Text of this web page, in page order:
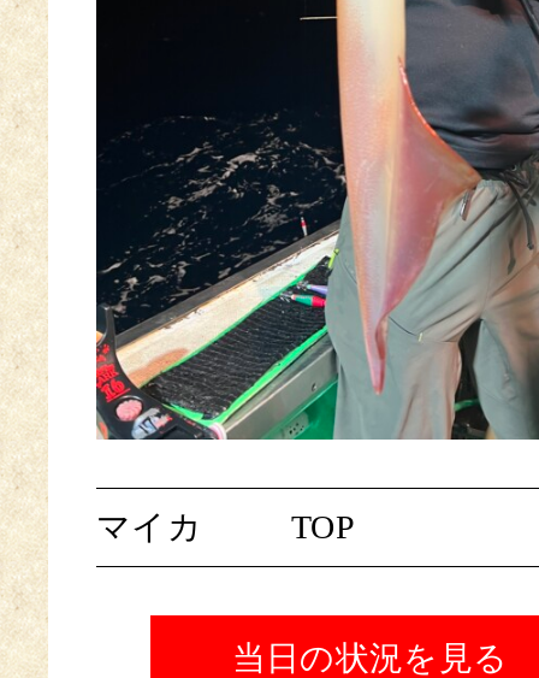
マイカ TOP
当日の状況を見る